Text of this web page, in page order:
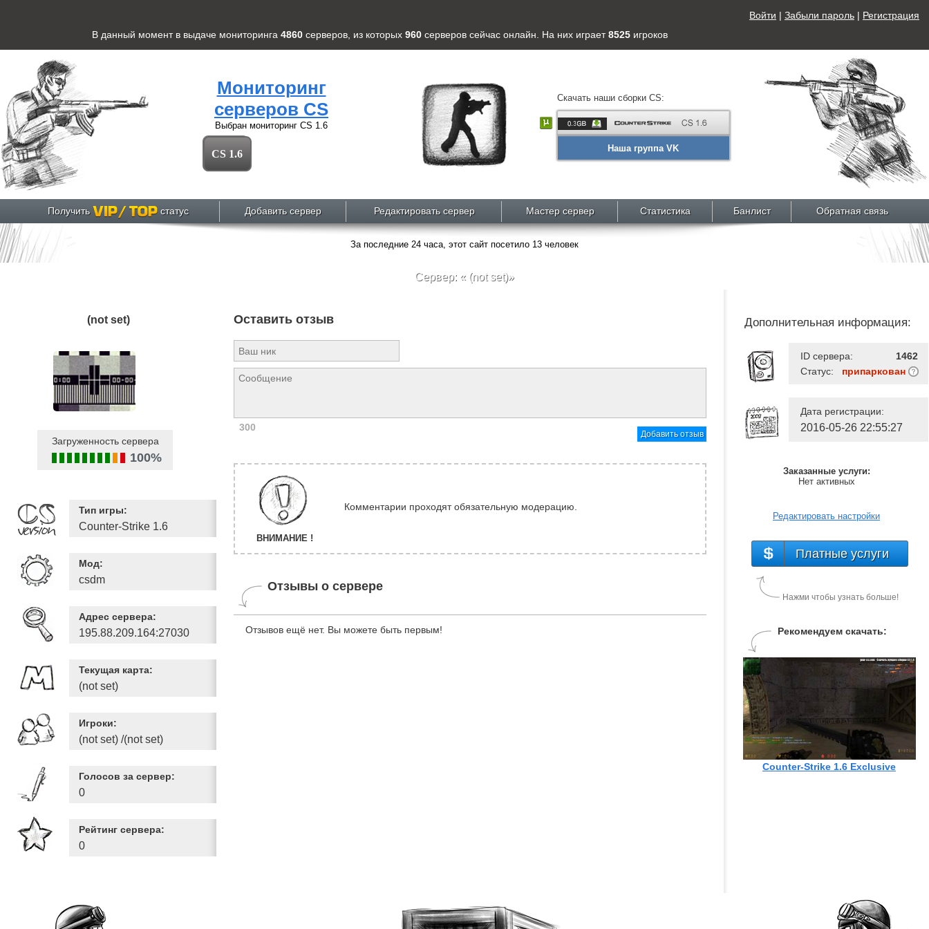
Войти | Забыли пароль | Регистрация
В данный момент в выдаче мониторинга 4860 серверов, из которых 960 серверовсейчас онлайн. На них играет8525 игроков
Мониторинг
серверов CS
Выбран мониторинг CS 1.6
CS 1.6
Скачать наши сборки CS:
Наша группа VK
Получить статус Добавить сервер Редактировать сервер Мастер сервер Статистика Банлист Обратная связь
За последние 24 часа, этот сайт посетило 13 человек
Сервер: « (not set)»
(not set)
Загруженность сервера
100%
Тип игры:
Counter-Strike 1.6
Мод:
csdm
Адрес сервера:
195.88.209.164:27030
Текущая карта:
(not set)
Игроки:
(not set) /(not set)
Голосов за сервер:
0
Рейтинг сервера:
0
Оставить отзыв
300
Добавить отзыв
ВНИМАНИЕ !
Комментарии проходят обязательную модерацию.
Отзывы о сервере
Отзывов ещё нет. Вы можете быть первым!
Дополнительная информация:
ID сервера:
1462
Статус:
припаркован
Дата регистрации:
2016-05-26 22:55:27
Заказанные услуги:
Нет активных
Редактировать настройки
Платные услуги
Нажми чтобы узнать больше!
Рекомендуем скачать:
Counter-Strike 1.6 Exclusive